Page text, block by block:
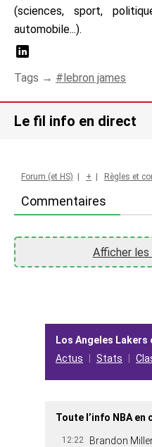
(sciences, sport,
automobile...).
Tags → lebron james
Le fil info en direct
Commentaires
Forum (et HS) | + | Règles et
Afficher les
Los Angeles Lakers
Actus
Stats
Toute l’info NBA en
12:22
Brandon